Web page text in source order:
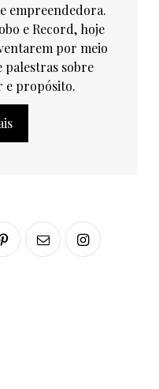
empreendedora.
e Record, hoje
por meio
palestras sobre
e propósito.